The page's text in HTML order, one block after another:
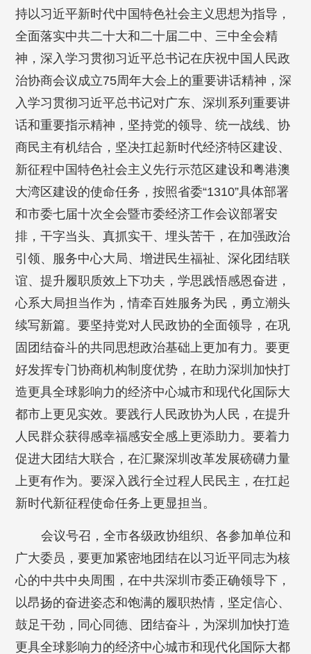
持以习近平新时代中国特色社会主义思想为指导，
全面落实中共二十大和二十届二中、三中全会精
神，深入学习贯彻习近平总书记在庆祝中国人民政
治协商会议成立75周年大会上的重要讲话精神，深
入学习贯彻习近平总书记对广东、深圳系列重要讲
话和重要指示精神，坚持党的领导、统一战线、协
商民主有机结合，坚决扛起新时代经济特区建设、
新征程中国特色社会主义先行示范区建设和粤港澳
大湾区建设的使命任务，按照省委“1310”具体部署
和市委七届十次全会暨市委经济工作会议部署安
排，干字当头、真抓实干、埋头苦干，在加强政治
引领、服务中心大局、增进民生福祉、深化团结联
谊、提升履职质效上下功夫，学思践悟感恩奋进，
心系大局担当作为，情牵百姓服务为民，勇立潮头
续写新篇。要坚持党对人民政协的全面领导，在巩
固团结奋斗的共同思想政治基础上更加有力。要更
好发挥专门协商机构制度优势，在助力深圳加快打
造更具全球影响力的经济中心城市和现代化国际大
都市上更见实效。要践行人民政协为人民，在提升
人民群众获得感幸福感安全感上更添助力。要着力
促进大团结大联合，在汇聚深圳改革发展磅礴力量
上更有作为。要深入践行全过程人民民主，在扛起
新时代新征程使命任务上更显担当。
会议号召，全市各级政协组织、各参加单位和
广大委员，要更加紧密地团结在以习近平同志为核
心的中共中央周围，在中共深圳市委正确领导下，
以昂扬的奋进姿态和饱满的履职热情，坚定信心、
鼓足干劲，同心同德、团结奋斗，为深圳加快打造
更具全球影响力的经济中心城市和现代化国际大都